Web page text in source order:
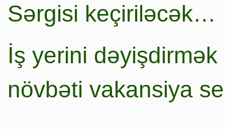
Sərgisi keçiriləcək…
İş yerini
növbəti vakansiya